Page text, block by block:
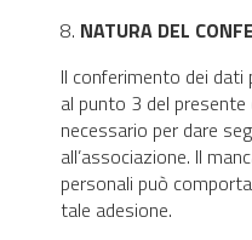
8. NATURA DEL
Il conferimento dei dati
al punto 3 del
necessario per dare
all’associazione. Il
personali può
tale adesione.